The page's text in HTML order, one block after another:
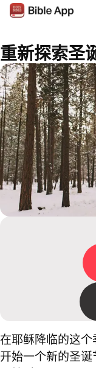
重新探索圣
在耶稣降临的这
开始一个新的圣